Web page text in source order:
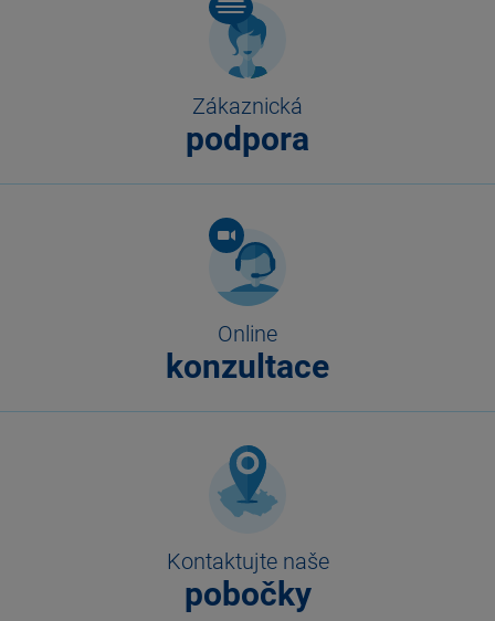
Zákaznická
podpora
Online
konzultace
Kontaktujte naše
pobočky